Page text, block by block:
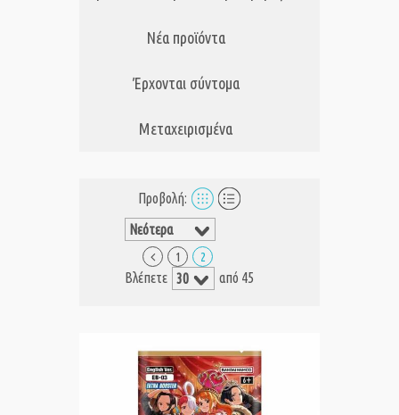
Νέα προϊόντα
Έρχονται σύντομα
Μεταχειρισμένα
Προβολή:
1 2
Βλέπετε από 45